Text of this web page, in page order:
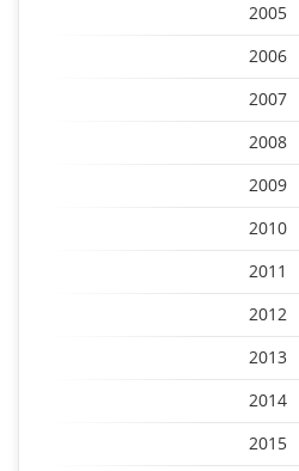
2005
2006
2007
2008
2009
2010
2011
2012
2013
2014
2015